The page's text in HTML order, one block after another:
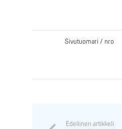
Sivutuomari / nro
Edellinen artikkeli